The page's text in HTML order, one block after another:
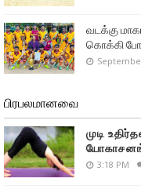
வடக்கு
கொக்கி
பிரபலமானவை
முடி
3:18 PM